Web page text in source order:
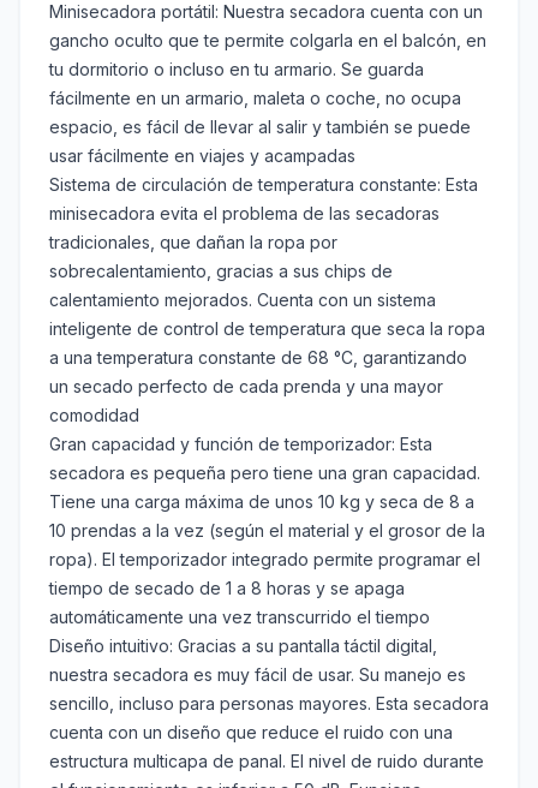
Minisecadora portátil: Nuestra secadora cuenta con un
gancho oculto que te permite colgarla en el balcón, en
tu dormitorio o incluso en tu armario. Se guarda
fácilmente en un armario, maleta o coche, no ocupa
espacio, es fácil de llevar al salir y también se puede
usar fácilmente en viajes y acampadas
Sistema de circulación de temperatura constante: Esta
minisecadora evita el problema de las secadoras
tradicionales, que dañan la ropa por
sobrecalentamiento, gracias a sus chips de
calentamiento mejorados. Cuenta con un sistema
inteligente de control de temperatura que seca la ropa
a una temperatura constante de 68 °C, garantizando
un secado perfecto de cada prenda y una mayor
comodidad
Gran capacidad y función de temporizador: Esta
secadora es pequeña pero tiene una gran capacidad.
Tiene una carga máxima de unos 10 kg y seca de 8 a
10 prendas a la vez (según el material y el grosor de la
ropa). El temporizador integrado permite programar el
tiempo de secado de 1 a 8 horas y se apaga
automáticamente una vez transcurrido el tiempo
Diseño intuitivo: Gracias a su pantalla táctil digital,
nuestra secadora es muy fácil de usar. Su manejo es
sencillo, incluso para personas mayores. Esta secadora
cuenta con un diseño que reduce el ruido con una
estructura multicapa de panal. El nivel de ruido durante